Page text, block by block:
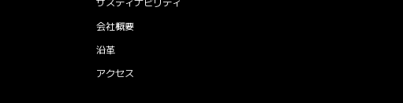
会社概要
沿革
アクセス